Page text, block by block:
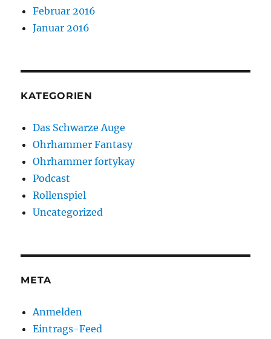
Februar 2016
Januar 2016
KATEGORIEN
Das Schwarze Auge
Ohrhammer Fantasy
Ohrhammer fortykay
Podcast
Rollenspiel
Uncategorized
META
Anmelden
Eintrags-Feed